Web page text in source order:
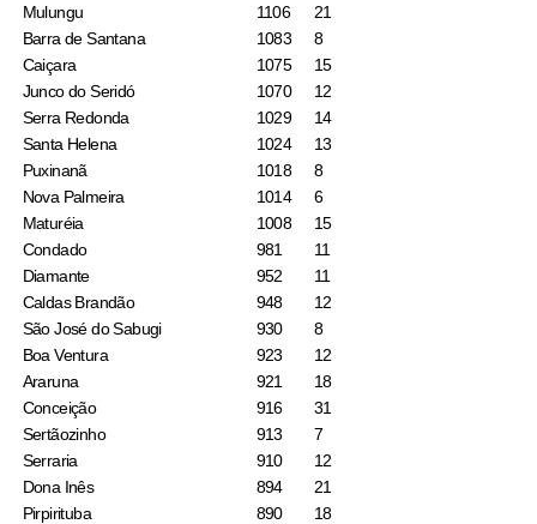
Mulungu
1106
21
Barra de Santana
1083
8
Caiçara
1075
15
Junco do Seridó
1070
12
Serra Redonda
1029
14
Santa Helena
1024
13
Puxinanã
1018
8
Nova Palmeira
1014
6
Maturéia
1008
15
Condado
981
11
Diamante
952
11
Caldas Brandão
948
12
São José do Sabugi
930
8
Boa Ventura
923
12
Araruna
921
18
Conceição
916
31
Sertãozinho
913
7
Serraria
910
12
Dona Inês
894
21
Pirpirituba
890
18